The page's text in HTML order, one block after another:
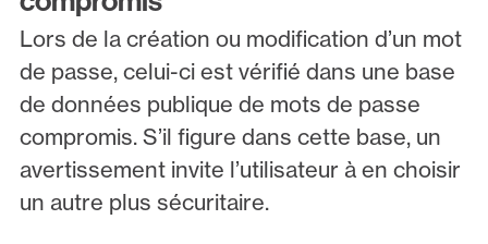
Lors de la création ou modification d’un mot
de passe, celui-ci est vérifié dans une base
de données publique de mots de passe
compromis. S’il figure dans cette base, un
avertissement invite l’utilisateur à en choisir
un autre plus sécuritaire.